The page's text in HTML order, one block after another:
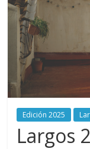
Edición 2025
Largos